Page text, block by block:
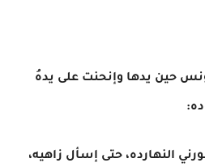
حين يدها وإنحنت على يدهُ
النهارده، حتى إسأل زاهيه،